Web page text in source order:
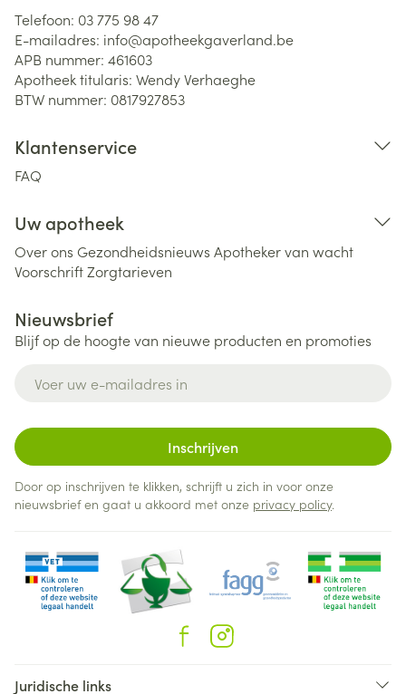
Telefoon: 03 775 98 47
E-mailadres: info@apotheekgaverland.be
APB nummer: 461603
Apotheek titularis: Wendy Verhaeghe
BTW nummer: 0817927853
Klantenservice
FAQ
Uw apotheek
Over ons Gezondheidsnieuws Apotheker van wacht
VoorschriftZorgtarieven
Nieuwsbrief
Blijf op de hoogte van nieuwe producten en promoties
Inschrijven
Door op inschrijven te klikken, schrijft u zich in voor onze
nieuwsbrief en gaat u akkoord met onze privacy policy.
Juridische links